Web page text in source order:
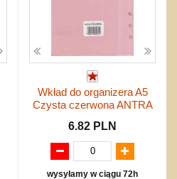
Wkład do organizera A5
Czysta czerwona ANTRA
6.82 PLN
wysyłamy w ciągu 72h